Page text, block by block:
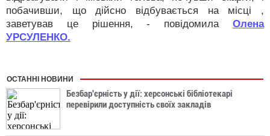
побачивши, що дійсно відбувається на місці ,
заветував це рішення, - повідомила Олена
УРСУЛЕНКО.
ОСТАННІ НОВИНИ
Безбар'єрність у дії: херсонські бібліотекарі
перевірили доступність своїх закладів